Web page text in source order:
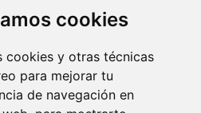
cookies
cookies y otras técnicas
para mejorar tu
de navegación en
preferences
trajescaballero.com